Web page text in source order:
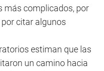
más complicados, por
citar algunos
estiman que las
un camino hacia